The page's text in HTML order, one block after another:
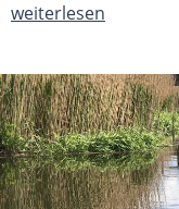
weiterlesen